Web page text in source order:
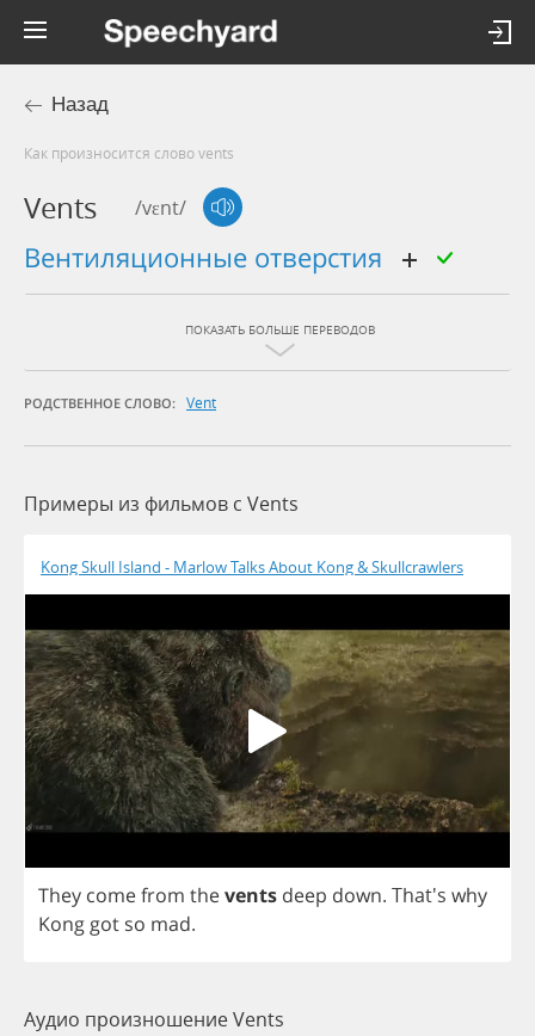
Назад
Как произносится слово vents
Vents /vɛnt/
вентиляционные отверстия
ПОКАЗАТЬ БОЛЬШЕ ПЕРЕВОДОВ
РОДСТВЕННОЕ СЛОВО: Vent
Примеры из фильмов c Vents
Kong Skull Island - Marlow Talks About Kong & Skullcrawlers
They comefrom thevents deep down. That's why
Kong got so mad.
Аудио произношение Vents